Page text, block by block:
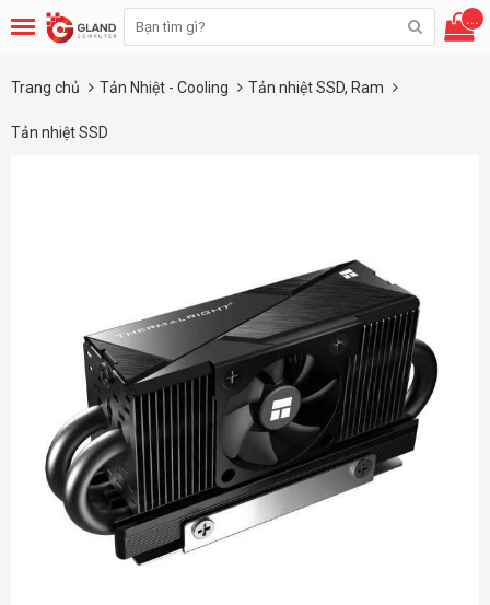
...
Trang chủ Tản Nhiệt - Cooling Tản nhiệt SSD, Ram
Tản nhiệt SSD